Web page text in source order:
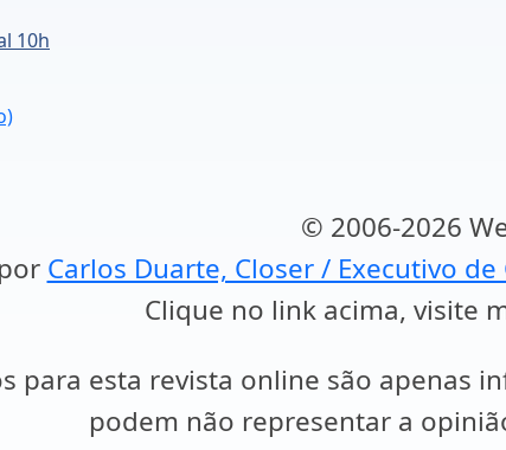
10h
© 2006-2026
Carlos Duarte, Closer / Executivo
Clique no link acima, visite
para esta revista online são apenas
podem não representar a